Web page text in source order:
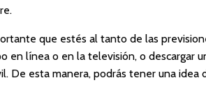
que estés al tanto de las
en línea o en la televisión, o descargar
De esta manera, podrás tener una idea